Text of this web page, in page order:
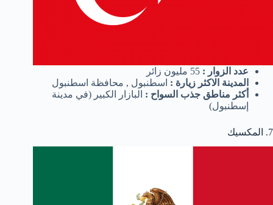
عدد الزوار :
المدينة الاكثر زيارة : اسطنبول , محافظة اسطنبول
أكثر مناطق جذب السواح : البازار الكبير (في مدينة
إسطنبول)
7. المكسيك